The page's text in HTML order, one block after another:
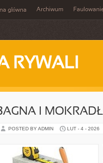
główna Archiwum
RYWALI
I
POSTED BY ADMIN LUT - 4 - 2026